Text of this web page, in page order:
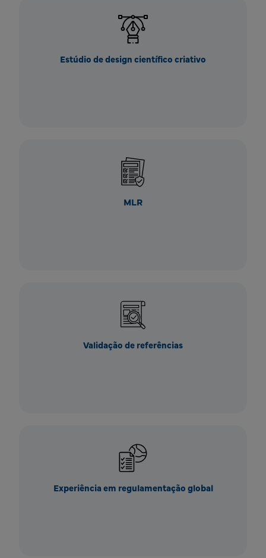
Estúdio de design científico criativo
MLR
Validação de referências
Experiência em regulamentação global